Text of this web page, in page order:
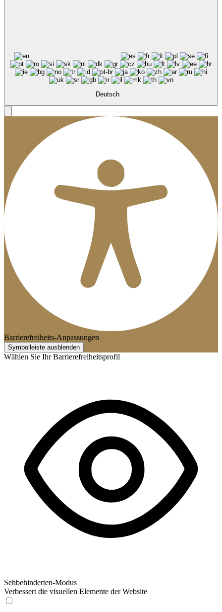
Deutsch
Barrierefreiheits-Anpassungen
Symbolleiste ausblenden
Wählen Sie Ihr Barrierefreiheitsprofil
Sehbehinderten-Modus
Verbessert die visuellen Elemente der Website